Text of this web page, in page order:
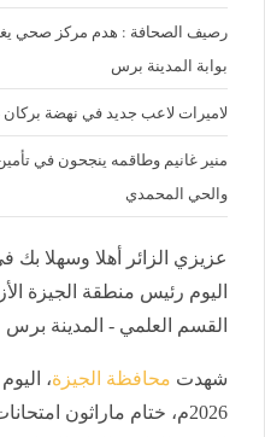
رصيف الصحافة : هدم مركز صحي
بوابة المدينة برس
لاميرات لاعب جديد في نهضة بركان
منير غانيم وطاقمه ينجحون في
والحي المحمدي
عزيزي الزائر أهلا وسهلا
اليوم رئيس منطقة الجيزة
القسم العلمي - المدينة برس
شهدت محافظة الجيزة
2026م، ختام ماراثون